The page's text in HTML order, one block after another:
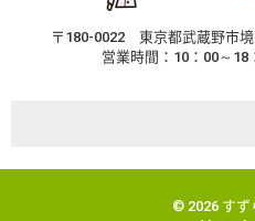
〒180-0022 東京都武蔵野市
営業時間：10：00～18
© 2026 すず